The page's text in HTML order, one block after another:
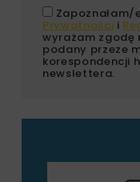
Zapoznałam/
Prywatności i
wyrażam zgodę
podany przeze
korespondencji
newslettera.